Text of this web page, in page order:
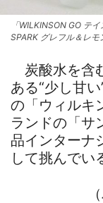
「WILKINSON GO テ
SPARK グレフル＆レモ
炭酸水を含
ある“少し甘
の「ウィルキ
ランドの「サ
品インターナ
して挑んでい